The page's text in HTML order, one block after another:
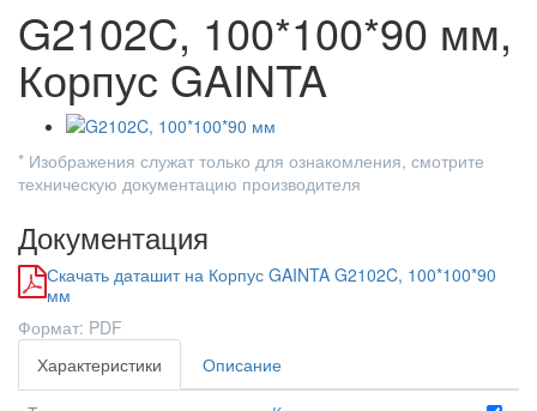
G2102C, 100*100*90 мм,
Корпус GAINTA
* Изображения служат только для ознакомления, смотрите
техническую документацию производителя
Документация
Скачать даташит на Корпус GAINTA G2102C, 100*100*90
мм
Формат: PDF
Характеристики
Описание